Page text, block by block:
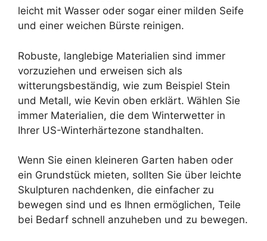
leicht mit Wasser oder sogar einer milden Seife
und einer weichen Bürste reinigen.
Robuste, langlebige Materialien sind immer
vorzuziehen und erweisen sich als
witterungsbeständig, wie zum Beispiel Stein
und Metall, wie Kevin oben erklärt. Wählen Sie
immer Materialien, die dem Winterwetter in
Ihrer US-Winterhärtezone standhalten.
Wenn Sie einen kleineren Garten haben oder
ein Grundstück mieten, sollten Sie über leichte
Skulpturen nachdenken, die einfacher zu
bewegen sind und es Ihnen ermöglichen, Teile
bei Bedarf schnell anzuheben und zu bewegen.